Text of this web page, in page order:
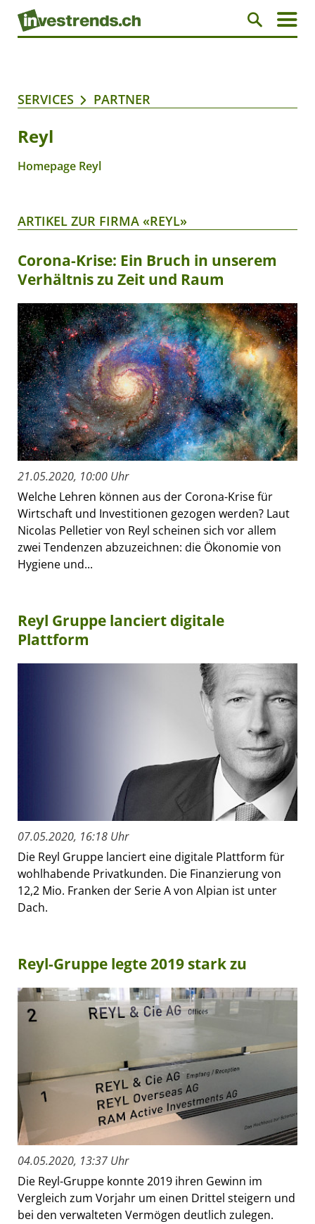
SERVICES PARTNER
Reyl
Homepage Reyl
ARTIKEL ZUR FIRMA «REYL»
Corona-Krise: Ein Bruch in unserem
Verhältnis zu Zeit und Raum
21.05.2020, 10:00 Uhr
Welche Lehren können aus der Corona-Krise für
Wirtschaft und Investitionen gezogen werden? Laut
Nicolas Pelletier von Reyl scheinen sich vor allem
zwei Tendenzen abzuzeichnen: die Ökonomie von
Hygiene und...
Reyl Gruppe lanciert digitale
Plattform
07.05.2020, 16:18 Uhr
Die Reyl Gruppe lanciert eine digitale Plattform für
wohlhabende Privatkunden. Die Finanzierung von
12,2 Mio. Franken der Serie A von Alpian ist unter
Dach.
Reyl-Gruppe legte 2019 stark zu
04.05.2020, 13:37 Uhr
Die Reyl-Gruppe konnte 2019 ihren Gewinn im
Vergleich zum Vorjahr um einen Drittel steigern und
bei den verwalteten Vermögen deutlich zulegen.